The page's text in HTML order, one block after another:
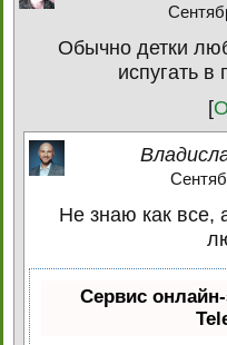
Обычно детки
испугать
[
Не знаю как все,
Сервис